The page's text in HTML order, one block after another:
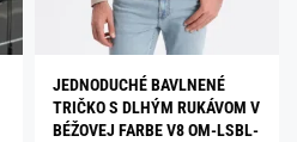
JEDNODUCHÉ BAVLNENÉ
TRIČKO S DLHÝM RUKÁVOM V
BÉŽOVEJ FARBE V8 OM-LSBL-